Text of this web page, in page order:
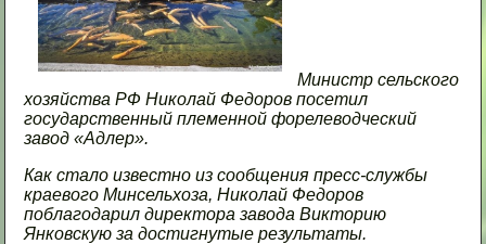
Министр сельского
хозяйства РФ Николай Федоров посетил
государственный племенной форелеводческий
завод «Адлер».
Как стало известно из сообщения пресс-службы
краевого Минсельхоза, Николай Федоров
поблагодарил директора завода Викторию
Янковскую за достигнутые результаты.